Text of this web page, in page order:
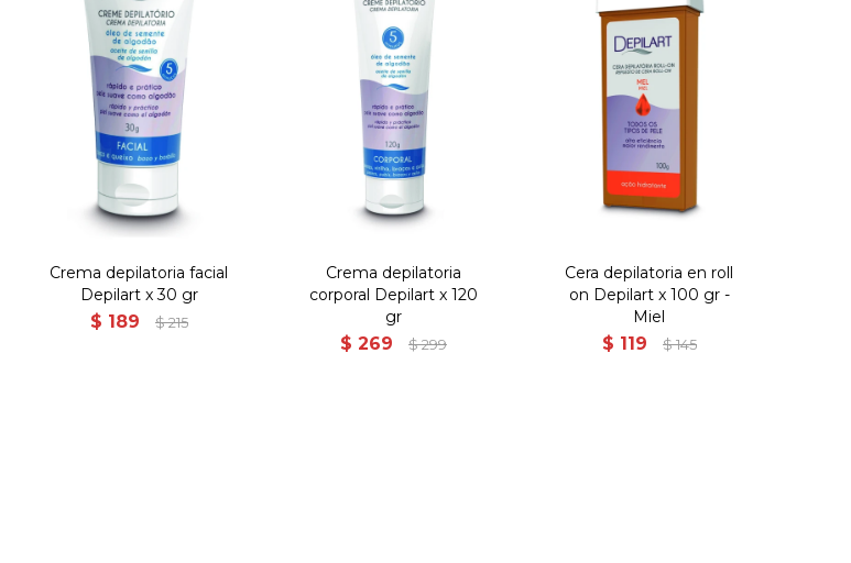
Crema depilatoria facial
Depilart x 30 gr
$ 189 $ 215
Crema depilatoria
corporal Depilart x 120
gr
$ 269 $ 299
Cera depilatoria en roll
on Depilart x 100 gr -
Miel
$ 119 $ 145